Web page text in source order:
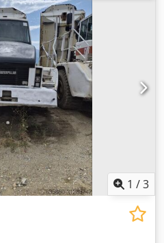
1 /3